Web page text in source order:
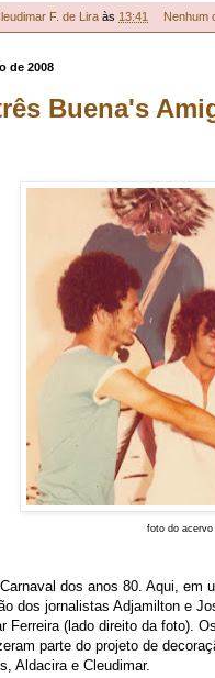
F. de Lira às 13:41 Nenhum
de 2008
Buena's
foto do acervo
dos anos 80. Aqui, em
dos jornalistas Adjamilton e
Ferreira(lado direito da foto).
parte do projeto de
Aldacira e Cleudimar.